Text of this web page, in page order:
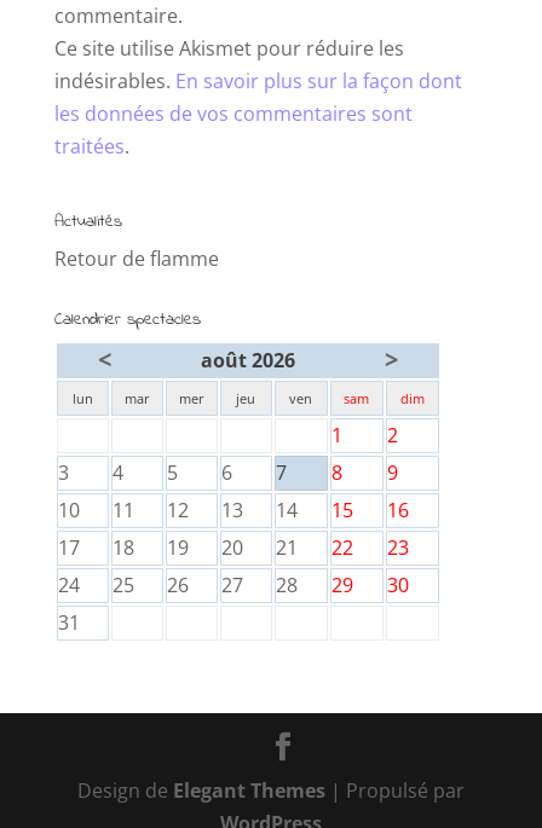
commentaire.
Ce site utilise Akismet pour réduire les
indésirables. En savoir plus sur la façon dont
les données de vos commentaires sont
traitées.
Actualités
Retour de flamme
Calendrier spectacles
< août 2026 >
lun mar mer jeu ven sam dim
1
2
3
4 5 6 7 8
9
10
11 12 13 14 15
16
17
18 19 20 21 22
23
24
25 26 27 28 29
30
31
Design de Elegant Themes| Propulsé par
WordPress